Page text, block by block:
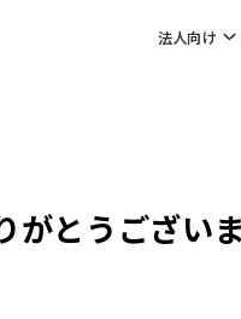
法人向け
がとうございま